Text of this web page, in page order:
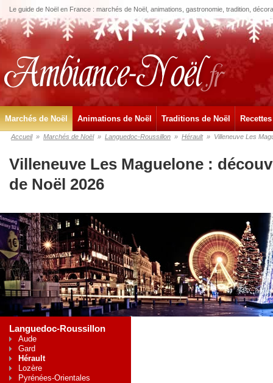
Le guide de Noël en France : marchés de Noël, animations, gastronomie, tradition,
Marchés de Noël Animations de Noël Traditions de Noël
Accueil » Marchés de Noël » Languedoc-Roussillon » Hérault » Villeneuve Les
Villeneuve Les Maguelone :
de Noël 2026
Languedoc-Roussillon
Aude
Gard
Hérault
Lozère
Pyrénées-Orientales